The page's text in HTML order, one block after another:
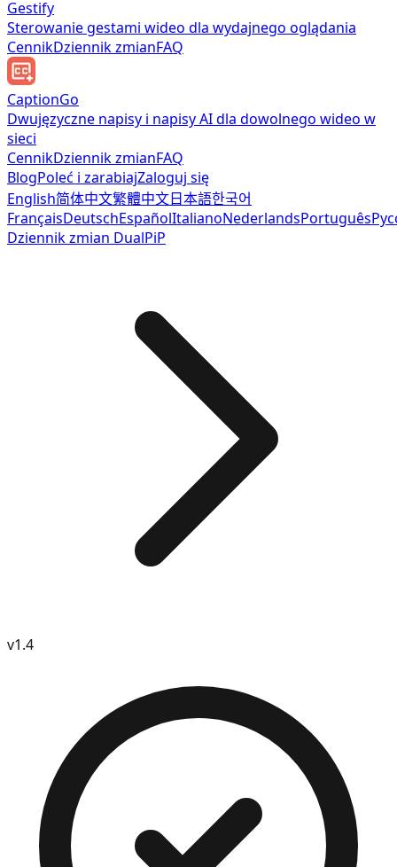
Gestify
Sterowanie gestami wideo dla wydajnego oglądania
CennikDziennik zmianFAQ
CaptionGo
Dwujęzyczne napisy i napisy AI dla dowolnego wideo w
sieci
CennikDziennik zmianFAQ
BlogPoleć i zarabiajZaloguj się
English简体中文繁體中文日本語한국어
FrançaisDeutschEspañolItalianoNederlandsPortuguês
Dziennik zmian DualPiP
v1.4